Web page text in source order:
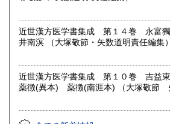
近世漢方医学書集成 第１４巻 永富獨
井南溟 （大塚敬節・矢数道明責任編集）
近世漢方医学書集成 第１０巻 吉
薬徴(異本) 薬徴(南涯